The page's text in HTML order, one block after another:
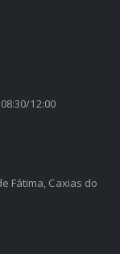
12:00
Fátima, Caxias do